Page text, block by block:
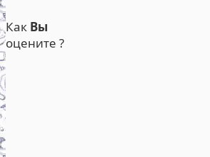
Как Вы
оцените ?